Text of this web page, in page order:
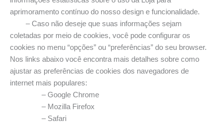
aprimoramento contínuo do nosso design e funcionalidade.
– Caso não deseje que suas informações sejam
coletadas por meio de cookies, você pode configurar os
cookies no menu “opções” ou “preferências” do seu browser.
Nos links abaixo você encontra mais detalhes sobre como
ajustar as preferências de cookies dos navegadores de
internet mais populares:
– Google Chrome
– Mozilla Firefox
– Safari